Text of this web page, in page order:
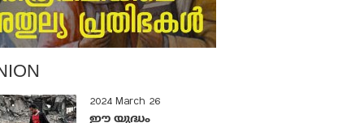
2024 March 26
ഈ യുദ്ധം